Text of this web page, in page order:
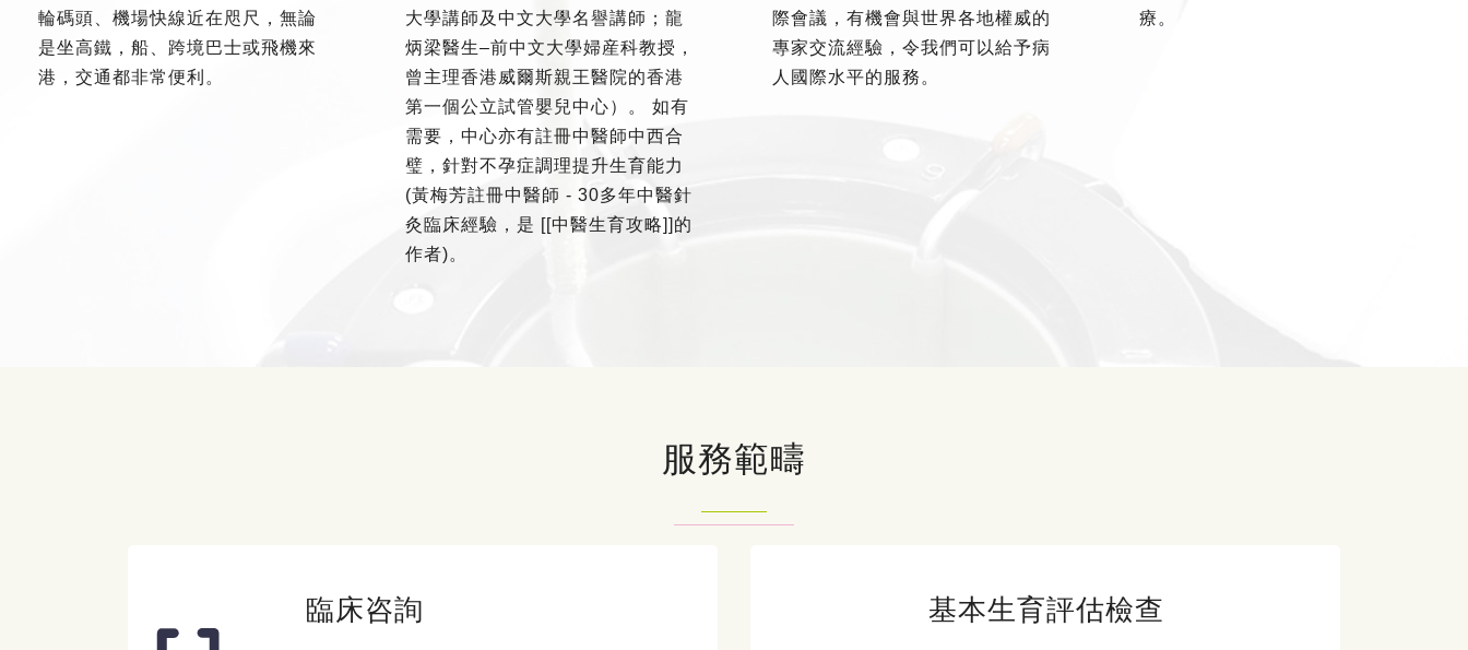
輪碼頭、機場快線近在咫尺，無論
是坐高鐵，船、跨境巴士或飛機來
港，交通都非常便利。
大學講師及中文大學名譽講師；龍
炳梁醫生–前中文大學婦産科教授，
曾主理香港威爾斯親王醫院的香港
第一個公立試管嬰兒中心）。 如有
需要，中心亦有註冊中醫師中西合
璧，針對不孕症調理提升生育能力
(黃梅芳註冊中醫師 - 30多年中醫針
灸臨床經驗，是 [[中醫生育攻略]]的
作者)。
際會議，有機會與世界各地權威的
專家交流經驗，令我們可以給予病
人國際水平的服務。
療。
服務範疇
臨床咨詢 基本生育評估檢查